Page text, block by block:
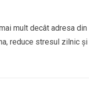
mult decât adresa din
reduce stresul zilnic și